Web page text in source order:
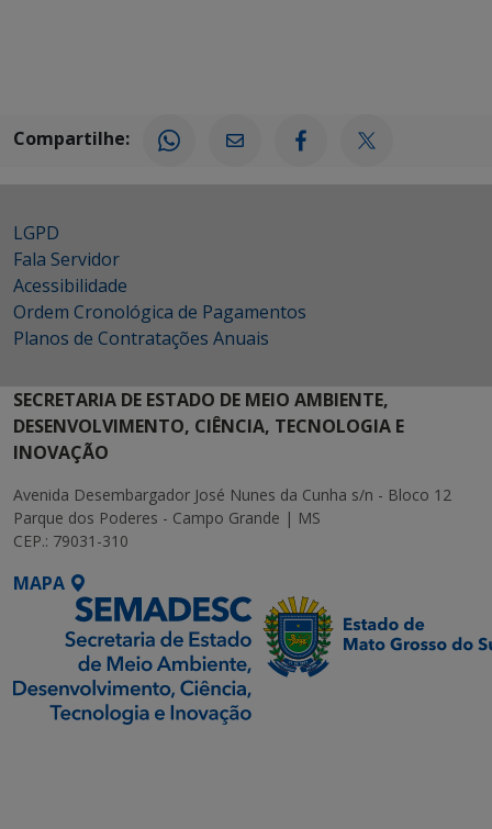
Compartilhe:
LGPD
Fala Servidor
Acessibilidade
Ordem Cronológica de Pagamentos
Planos de Contratações Anuais
SECRETARIA DE ESTADO DE MEIO AMBIENTE,
DESENVOLVIMENTO, CIÊNCIA, TECNOLOGIA E
INOVAÇÃO
Avenida Desembargador José Nunes da Cunha s/n - Bloco 12
Parque dos Poderes - Campo Grande | MS
CEP.: 79031-310
MAPA